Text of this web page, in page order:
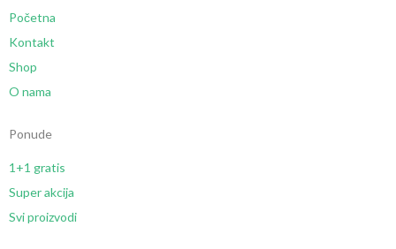
Početna
Kontakt
Shop
O nama
Ponude
1+1 gratis
Super akcija
Svi proizvodi